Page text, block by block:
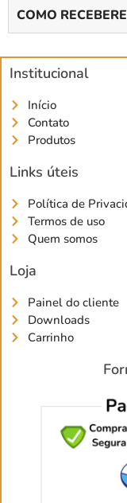
COMO
Institucional
Início
Contato
Produtos
Links úteis
Política de
Termos de uso
Quem somos
Loja
Painel do cliente
Downloads
Carrinho